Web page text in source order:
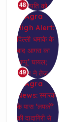
48
49